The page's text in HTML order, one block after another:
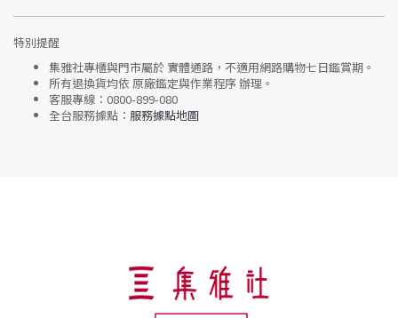
特別提醒
集雅社專櫃與門市屬於 實體通路，不適用網路購物七日鑑賞期 。
所有退換貨均依 原廠鑑定與作業程序辦理。
客服專線： 0800-899-080
全台服務據點： 服務據點地圖